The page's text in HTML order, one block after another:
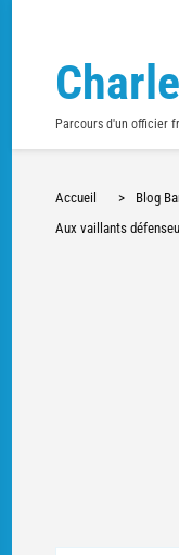
Parcours d'un officier
Accueil > Blog
Aux vaillants